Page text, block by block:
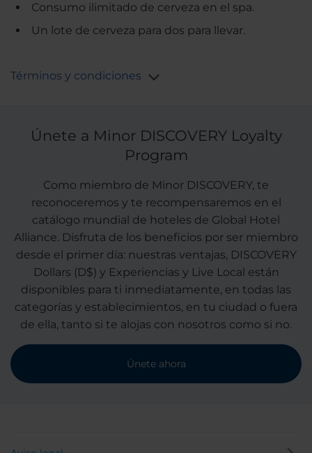
Consumo ilimitado de cerveza en el spa.
Un lote de cerveza para dos para llevar.
Términos y condiciones
Únete a Minor DISCOVERY Loyalty
Program
Como miembro de Minor DISCOVERY, te
reconoceremos y te recompensaremos en el
catálogo mundial de hoteles de Global Hotel
Alliance. Disfruta de los beneficios por ser miembro
desde el primer día: nuestras ventajas, DISCOVERY
Dollars (D$) y Experiencias y Live Local están
disponibles para ti inmediatamente, en todas las
categorías y establecimientos, en tu ciudad o fuera
de ella, tanto si te alojas con nosotros como si no.
Únete ahora